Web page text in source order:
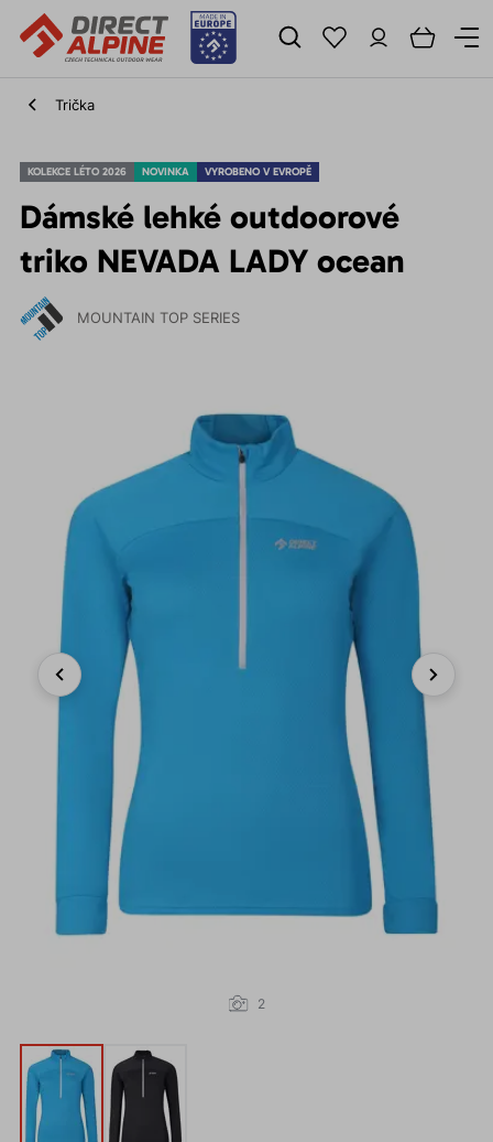
Trička
KOLEKCE LÉTO 2026 NOVINKA VYROBENO V EVROPĚ
Dámské lehké outdoorové
triko NEVADA LADY ocean
MOUNTAIN TOP SERIES
Next
2